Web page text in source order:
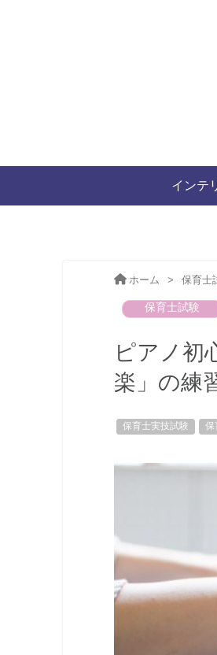
インテ
ホーム > 保育士
保育士試験
ピアノ初
楽」の練
保育士実技試験 保